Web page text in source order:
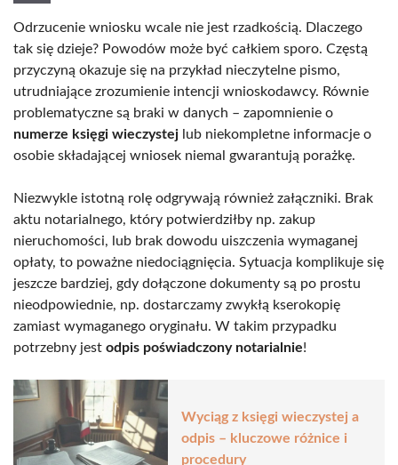
Odrzucenie wniosku wcale nie jest rzadkością. Dlaczego
tak się dzieje? Powodów może być całkiem sporo. Częstą
przyczyną okazuje się na przykład nieczytelne pismo,
utrudniające zrozumienie intencji wnioskodawcy. Równie
problematyczne są braki w danych – zapomnienie o
numerze księgi wieczystej lub niekompletne informacje o
osobie składającej wniosek niemal gwarantują porażkę.
Niezwykle istotną rolę odgrywają również załączniki. Brak
aktu notarialnego, który potwierdziłby np. zakup
nieruchomości, lub brak dowodu uiszczenia wymaganej
opłaty, to poważne niedociągnięcia. Sytuacja komplikuje się
jeszcze bardziej, gdy dołączone dokumenty są po prostu
nieodpowiednie, np. dostarczamy zwykłą kserokopię
zamiast wymaganego oryginału. W takim przypadku
potrzebny jest odpis poświadczony notarialnie!
Wyciąg z księgi wieczystej a
odpis – kluczowe różnice i
procedury